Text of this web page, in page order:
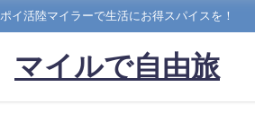
ポイ活陸マイラーで生活にお得スパイスを！
マイルで自由旅